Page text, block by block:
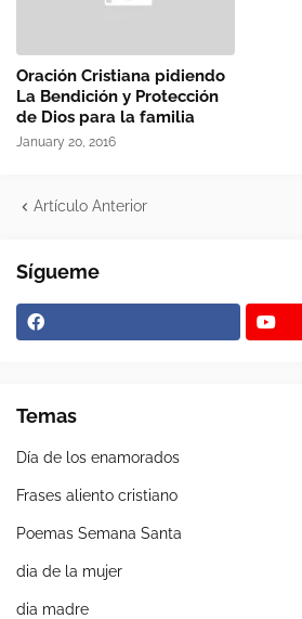
Oración Cristiana pidiendo
La Bendición y Protección
de Dios para la familia
January 20, 2016
Artículo Anterior
Sígueme
Temas
Día de los enamorados
Frases aliento cristiano
Poemas Semana Santa
dia de la mujer
dia madre